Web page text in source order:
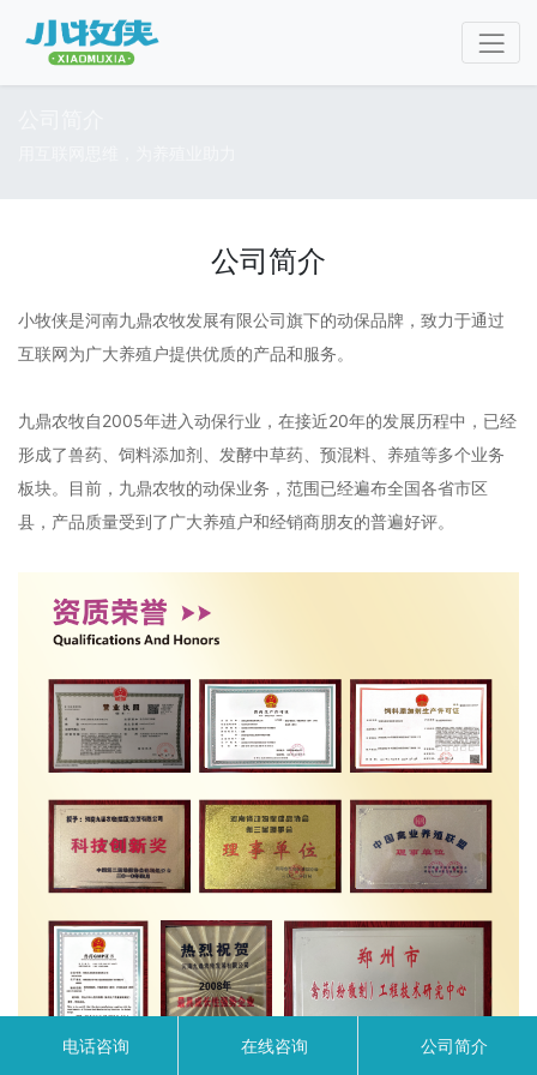
公司简介
小牧侠是河南九鼎农牧发展有限公司旗下的动保品牌，致力于通过
互联网为广大养殖户提供优质的产品和服务。
九鼎农牧自2005年进入动保行业，在接近20年的发展历程中，已经
形成了兽药、饲料添加剂、发酵中草药、预混料、养殖等多个业务
板块。目前，九鼎农牧的动保业务，范围已经遍布全国各省市区
县，产品质量受到了广大养殖户和经销商朋友的普遍好评。
电话咨询 在线咨询 公司简介